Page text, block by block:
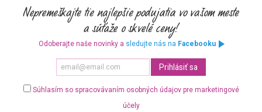
Odoberajte naše novinky a sledujte nás na Facebooku
Súhlasím so spracovávaním osobných údajov pre marketingové
účely